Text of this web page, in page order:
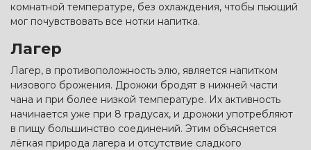
комнатной температуре, без охлаждения, чтобы пьющий
мог почувствовать все нотки напитка.
Лагер
Лагер, в противоположность элю, является напитком
низового брожения. Дрожжи бродят в нижней части
чана и при более низкой температуре. Их активность
начинается уже при 8 градусах, и дрожжи употребляют
в пищу большинство соединений. Этим объясняется
лёгкая природа лагера и отсутствие сладкого